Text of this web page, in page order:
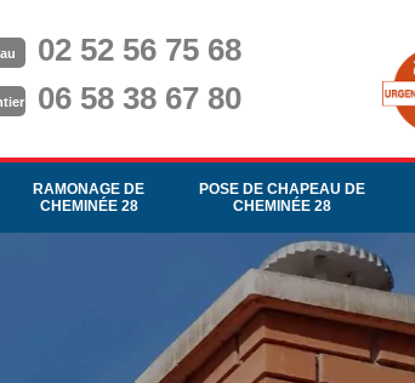
02 52 56 75 68
06 58 38 67 80
RAMONAGE DE
CHEMINÉE 28
POSE DE CHAPEAU DE
CHEMINÉE 28